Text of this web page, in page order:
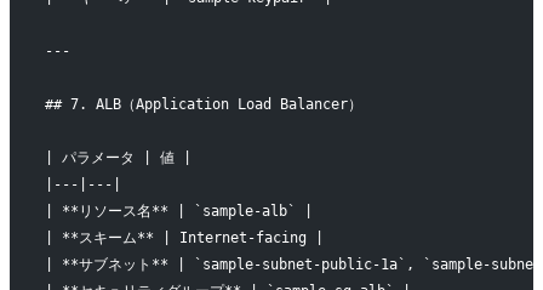
---
## 7. ALB（Application Load Balancer）
| パラメータ | 値 |
|---|---|
| **リソース名** | `sample-alb` |
| **スキーム** | Internet-facing |
| **サブネット** | `sample-subnet-public-1a`, `sample-